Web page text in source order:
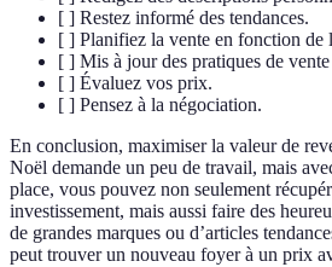
[ ] Restez informé des tendances.
[ ] Planifiez la vente en fonction de
[ ] Mis à jour des pratiques de
[ ] Évaluez vos prix.
[ ] Pensez à la négociation.
En conclusion, maximiser la valeur de
Noël demande un peu de travail, mais
place, vous pouvez non seulement
investissement, mais aussi faire des
de grandes marques ou d’articles
peut trouver un nouveau foyer à un prix